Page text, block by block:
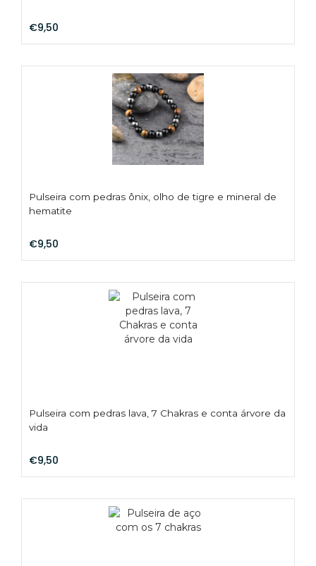
€9,50
Pulseira com pedras ônix, olho de tigre e mineral de
hematite
€9,50
Pulseira com pedras lava, 7 Chakras e conta árvore da
vida
€9,50